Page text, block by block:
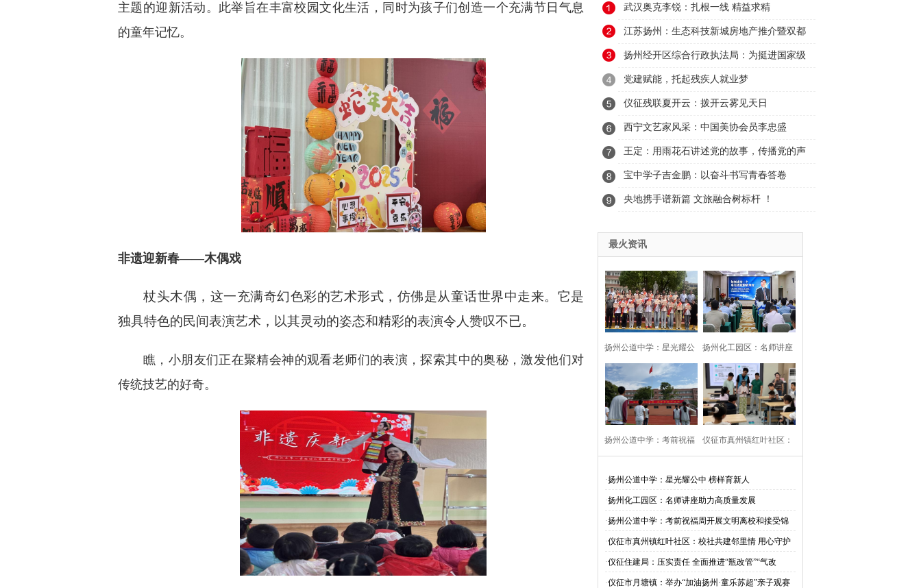
主题的迎新活动。此举旨在丰富校园文化生活，同时为孩子们创造一个充满节日气息
的童年记忆。
非遗迎新春——木偶戏
杖头木偶，这一充满奇幻色彩的艺术形式，仿佛是从童话世界中走来。它是
独具特色的民间表演艺术，以其灵动的姿态和精彩的表演令人赞叹不已。
瞧，小朋友们正在聚精会神的观看老师们的表演，探索其中的奥秘，激发他们对
传统技艺的好奇。
武汉奥克李锐：扎根一线 精益求精
江苏扬州：生态科技新城房地产推介暨双都
大厦招商会顺利举行
扬州经开区综合行政执法局：为挺进国家级
经开区50强贡献城管力量
党建赋能，托起残疾人就业梦
仪征残联夏开云：拨开云雾见天日
西宁文艺家风采：中国美协会员李忠盛
王定：用雨花石讲述党的故事，传播党的声
音
宝中学子吉金鹏：以奋斗书写青春答卷
央地携手谱新篇 文旅融合树标杆 ！
最火资讯
扬州公道中学：星光耀公
中 榜样育新人
扬州化工园区：名师讲座
助力高质量发展
扬州公道中学：考前祝福
旗活动
仪征市真州镇红叶社区：
伴成长
·扬州公道中学：星光耀公中 榜样育新人
·扬州化工园区：名师讲座助力高质量发展
·扬州公道中学：考前祝福周开展文明离校和接受锦
旗活动
·仪征市真州镇红叶社区：校社共建邻里情 用心守护
伴成长
·仪征住建局：压实责任 全面推进“瓶改管”“气改
电”工作
·仪征市月塘镇：举办“加油扬州·童乐苏超”亲子观赛